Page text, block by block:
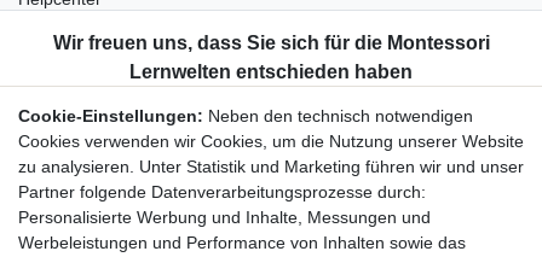
Kontakt
Informationen
Montessori-Blog
Montessori-Wissen
Arbeitsblätter
Anleitungen und Zusatzmaterial
Unternehmen
Cookie-Einstellungen: Neben den technisch notwendigen
Cookies verwenden wir Cookies, um die Nutzung unserer Website
zu analysieren. Unter Statistik und Marketing führen wir und unser
Partner folgende Datenverarbeitungsprozesse durch:
Personalisierte Werbung und Inhalte, Messungen und
Werbeleistungen und Performance von Inhalten sowie das